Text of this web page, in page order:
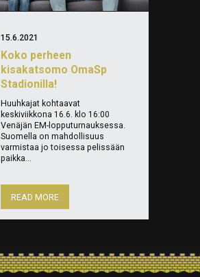
Koko perheen
kisakatsomo OmaSp
Stadionilla!
15.6.2021
Huuhkajat kohtaavat
keskiviikkona 16.6. klo 16:00
Venäjän EM-lopputurnauksessa.
Suomella on mahdollisuus
varmistaa jo toisessa pelissään
paikka...
READ MORE